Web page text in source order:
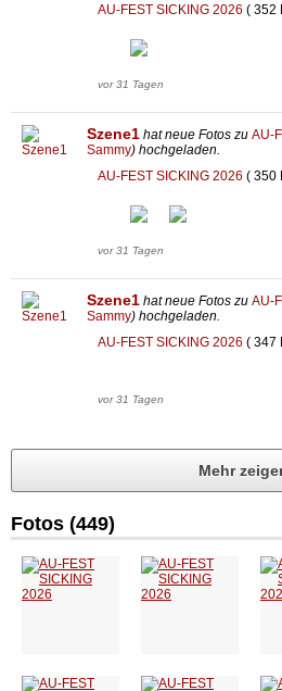
AU-FEST SICKING 2026 ( 352
vor 31 Tagen
Szene1 hat neue Fotos zu AU-
Sammy) hochgeladen.
AU-FEST SICKING 2026 ( 350
vor 31 Tagen
Szene1 hat neue Fotos zu AU-
Sammy) hochgeladen.
AU-FEST SICKING 2026 ( 347
vor 31 Tagen
Mehr
Fotos (449)